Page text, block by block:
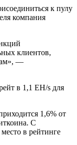
к пулу
компания
клиентов,
—
в 1,1 EH/s для
1,6% от
С
в рейтинге